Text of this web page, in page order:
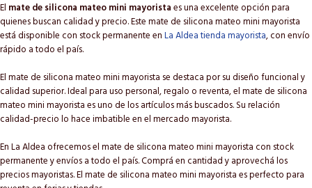
El mate de silicona mateo mini mayoristaes una excelente opción para
quienes buscan calidad y precio. Este mate de silicona mateo mini mayorista
está disponible con stock permanente enLa Aldea tienda mayorista, con envío
rápido a todo el país.
El mate de silicona mateo mini mayorista se destaca por su diseño funcional y
calidad superior. Ideal para uso personal, regalo o reventa, el mate de silicona
mateo mini mayorista es uno de los artículos más buscados. Su relación
calidad-precio lo hace imbatible en el mercado mayorista.
En La Aldea ofrecemos el mate de silicona mateo mini mayorista con stock
permanente y envíos a todo el país. Comprá en cantidad y aprovechá los
precios mayoristas. El mate de silicona mateo mini mayorista es perfecto para